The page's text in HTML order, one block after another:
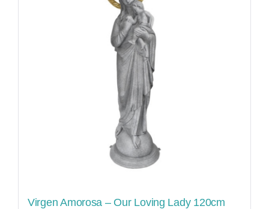
Virgen Amorosa – Our Loving Lady 120cm